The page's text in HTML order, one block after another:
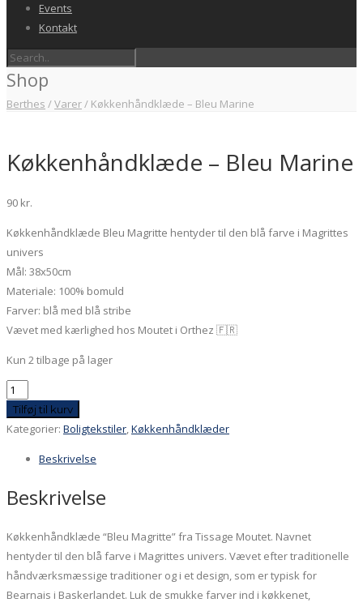
Events
Kontakt
Shop
Berthes /Varer/ Køkkenhåndklæde – Bleu Marine
Køkkenhåndklæde – Bleu Marine
90 kr.
Køkkenhåndklæde Bleu Magritte hentyder til den blå farve i Magrittes
univers
Mål: 38x50cm
Materiale: 100% bomuld
Farver: blå med blå stribe
Vævet med kærlighed hos Moutet i Orthez 🇫🇷
Kun 2 tilbage på lager
Køkkenhåndklæde
Bleu
Tilføj til kurv
Kategorier: Boligtekstiler Køkkenhåndklæder
Beskrivelse
Beskrivelse
Køkkenhåndklæde “Bleu Magritte” fra Tissage Moutet. Navnet
hentyder til den blå farve i Magrittes univers. Vævet efter traditionelle
håndværksmæssige traditioner og i et design, som er typisk for
Bearnais i Baskerlandet. Luk de smukke farver ind i køkkenet,